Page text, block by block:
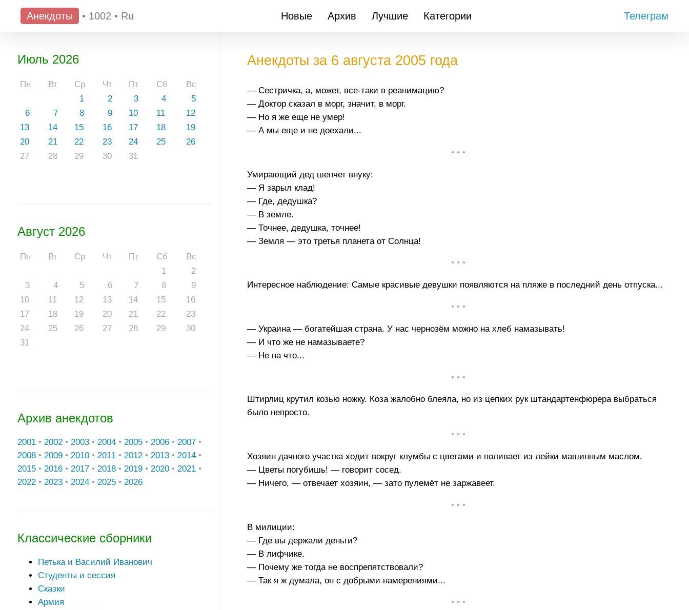
Анекдоты • 1002 • Ru Новые Архив Лучшие Категории Телеграм
Июль 2026
Пн Вт Ср Чт Пт Сб
Вс
1
2 3 4
5
6
7 8 9 10 11
12
13
14 15 16 17 18
19
20
21 22 23 24 25
26
27
28 29 30 31
Август 2026
Пн Вт Ср Чт Пт Сб
Вс
1
2
3
4 5 6 7 8
9
10
11 12 13 14 15
16
17
18 19 20 21 22
23
24
25 26 27 28 29
30
31
Архив анекдотов
2001 • 2002 • 2003 • 2004 • 2005 • 2006 • 2007 •
2008 • 2009 • 2010 • 2011 • 2012 • 2013 • 2014 •
2015 • 2016 • 2017 • 2018 • 2019 • 2020 • 2021 •
2022 • 2023 • 2024 • 2025 • 2026
Классические сборники
Петька и Василий Иванович
Студенты и сессия
Сказки
Армия
Анекдоты за 6 августа 2005 года
— Сестричка, а, может, все-таки в реанимацию?
— Доктор сказал в морг, значит, в морг.
— Но я же еще не умер!
— А мы еще и не доехали...
• • •
Умирающий дед шепчет внуку:
— Я зарыл клад!
— Где, дедушка?
— В земле.
— Точнее, дедушка, точнее!
— Земля — это третья планета от Солнца!
• • •
Интересное наблюдение: Самые красивые девушки появляются на пляже в последний день отпуска...
• • •
— Украина — богатейшая страна. У нас чернозём можно на хлеб намазывать!
— И что же не намазываете?
— Не на что...
• • •
Штирлиц крутил козью ножку. Коза жалобно блеяла, но из цепких рук штандартенфюрера выбраться
было непросто.
• • •
Хозяин дачного участка ходит вокруг клумбы с цветами и поливает из лейки машинным маслом.
— Цветы погубишь! — говорит сосед.
— Ничего, — отвечает хозяин, — зато пулемёт не заржавеет.
• • •
В милиции:
— Где вы держали деньги?
— В лифчике.
— Почему же тогда не воспрепятствовали?
— Так я ж думала, он с добрыми намерениями...
• • •